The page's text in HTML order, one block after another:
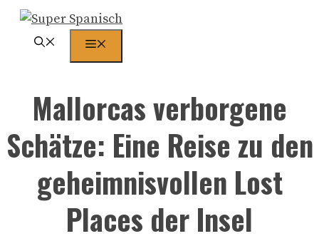
Zum
Inhalt
Mallorcas verborgene
Schätze: Eine Reise zu den
geheimnisvollen Lost
Places der Insel